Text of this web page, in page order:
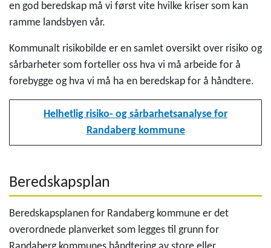
en god beredskap må vi først vite hvilke kriser som kan
ramme landsbyen vår.
Kommunalt risikobilde er en samlet oversikt over risiko og
sårbarheter som forteller oss hva vi må arbeide for å
forebygge og hva vi må ha en beredskap for å håndtere.
Helhetlig risiko- og sårbarhetsanalyse for
Randaberg kommune
Beredskapsplan
Beredskapsplanen for Randaberg kommune er det
overordnede planverket som legges til grunn for